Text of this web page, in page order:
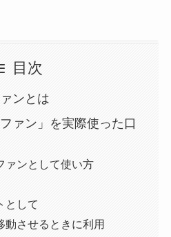
目次
ンとは
ァン」を実際使った口
ァンとして使い方
として
動させるときに利用